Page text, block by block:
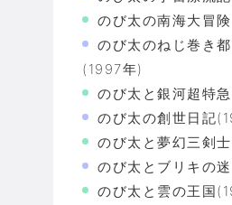
のび太の南海大冒
のび太のねじ巻き
(1997年)
のび太と銀河超特
のび太の創世日記
のび太と夢幻三剣
のび太とブリキの
のび太と雲の王国